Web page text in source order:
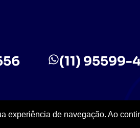
(11) 95599-
experiência de navegação. Ao